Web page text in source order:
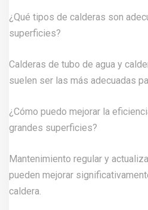
¿Qué tipos de calderas son
superficies?
Calderas de tubo de agua y
suelen ser las más adecuadas
¿Cómo puedo mejorar la
grandes superficies?
Mantenimiento regular y
pueden mejorar
caldera.